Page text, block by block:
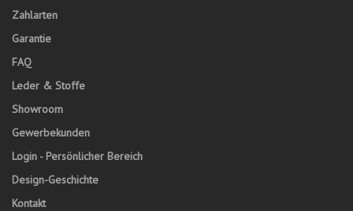
Zahlarten
Garantie
FAQ
Leder & Stoffe
Showroom
Gewerbekunden
Login - Persönlicher Bereich
Design-Geschichte
Kontakt